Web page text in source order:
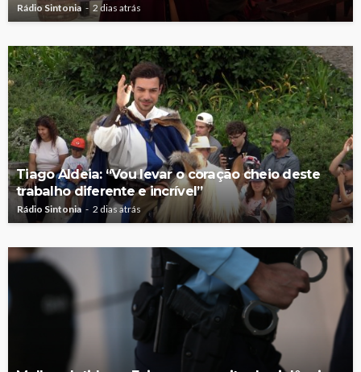
Rádio Sintonia 2 dias atrás
Tiago Aldeia: “Vou levar o coração cheio deste
trabalho diferente e incrível”
Rádio Sintonia 2 dias atrás